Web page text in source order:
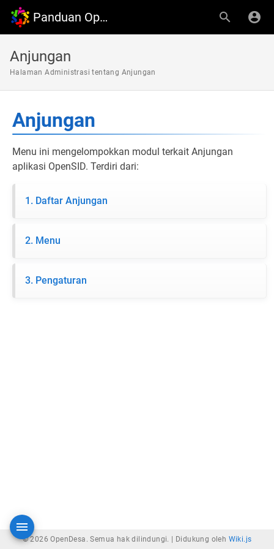
Panduan OpenDesa
Anjungan
Halaman Administrasi tentang Anjungan
Anjungan
Menu ini mengelompokkan modul terkait Anjungan
aplikasi OpenSID. Terdiri dari:
1. Daftar Anjungan
2. Menu
3. Pengaturan
© 2026 OpenDesa. Semua hak dilindungi. | Didukung oleh Wiki.js